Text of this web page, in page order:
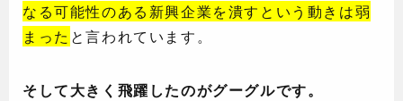
なる可能性のある新興企業を潰すという動きは弱
まった と言われています。
そして大きく飛躍したのがグーグルです。